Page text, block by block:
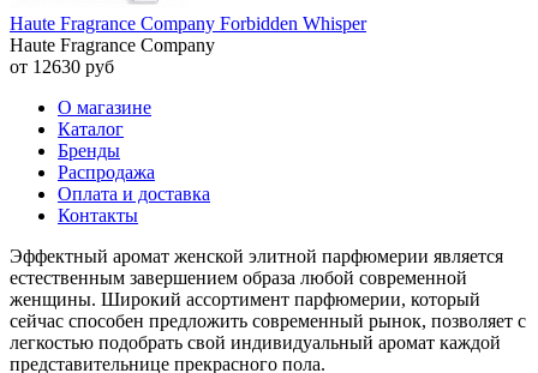
Haute Fragrance Company Forbidden Whisper
Haute Fragrance Company
от 12630 руб
О магазине
Каталог
Бренды
Распродажа
Оплата и доставка
Контакты
Эффектный аромат женской элитной парфюмерии является
естественным завершением образа любой современной
женщины. Широкий ассортимент парфюмерии, который
сейчас способен предложить современный рынок, позволяет с
легкостью подобрать свой индивидуальный аромат каждой
представительнице прекрасного пола.